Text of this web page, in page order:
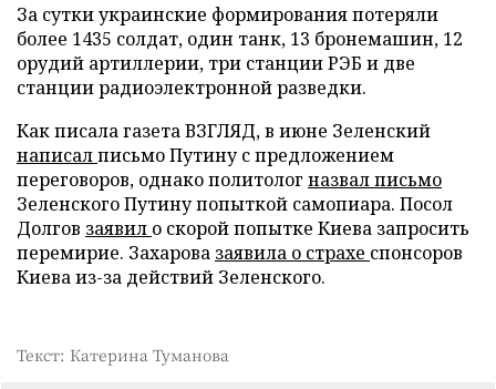
За сутки украинские формирования потеряли
более 1435 солдат, один танк, 13 бронемашин, 12
орудий артиллерии, три станции РЭБ и две
станции радиоэлектронной разведки.
Как писала газета ВЗГЛЯД, в июне Зеленский
написалписьмо Путину с предложением
переговоров, однако политолог назвал письмо
Зеленского Путину попыткой самопиара. Посол
Долгов заявил о скорой попытке Киева запросить
перемирие. Захарова заявила о страхе спонсоров
Киева из-за действий Зеленского.
Текст: Катерина Туманова